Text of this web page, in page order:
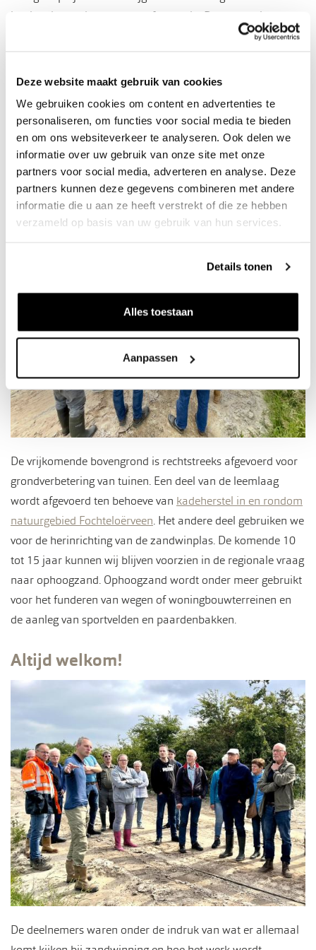
Deze website maakt gebruik van cookies
We gebruiken cookies om content en advertenties te
personaliseren, om functies voor social media te bieden
en om ons websiteverkeer te analyseren. Ook delen we
informatie over uw gebruik van onze site met onze
partners voor social media, adverteren en analyse. Deze
partners kunnen deze gegevens combineren met andere
informatie die u aan ze heeft verstrekt of die ze hebben
verzameld op basis van uw gebruik van hun services.
Details tonen
Alles toestaan
Aanpassen
inmiddels enkele dagen proefgedraaid. Deze week is gestart
met de productie. Tijdens de excursie beantwoordden wij
omwonenden werd al volop gefilosofeerd over de
Meer weten over het project?
Het belang van zandwinning
De vrijkomende bovengrond is rechtstreeks afgevoerd voor
grondverbetering van tuinen. Een deel van de leemlaag
wordt afgevoerd ten behoeve van kadeherstel in en rondom
natuurgebied Fochteloërveen. Het andere deel gebruiken we
voor de herinrichting van de zandwinplas. De komende 10
tot 15 jaar kunnen wij blijven voorzien in de regionale vraag
naar ophoogzand. Ophoogzand wordt onder meer gebruikt
voor het funderen van wegen of woningbouwterreinen en
de aanleg van sportvelden en paardenbakken.
Altijd welkom!
De deelnemers waren onder de indruk van wat er allemaal